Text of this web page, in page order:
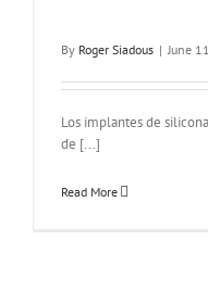
By Roger Siadous | June
Los implantes de
de [...]
Read More